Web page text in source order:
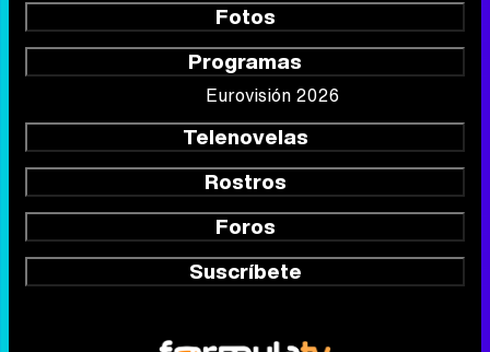
Fotos
Programas
Eurovisión 2026
Telenovelas
Rostros
Foros
Suscríbete